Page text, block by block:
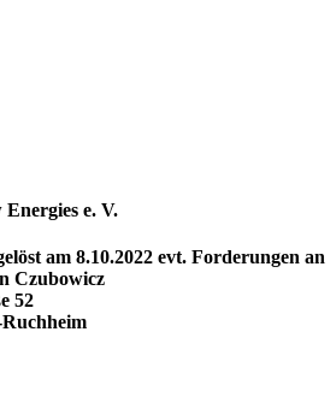
e. V.
am 8.10.2022 evt. Forderungen an
Czubowicz
52